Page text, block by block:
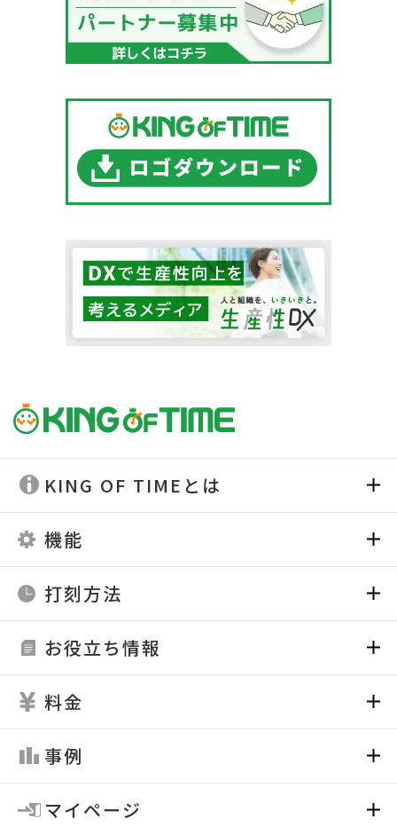
KING OF TIMEとは
機能
打刻方法
お役立ち情報
料金
事例
マイページ